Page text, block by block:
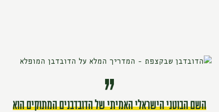
השם הבוטני הישראלי האמיתי של הדובדבנים המתוקים הוא